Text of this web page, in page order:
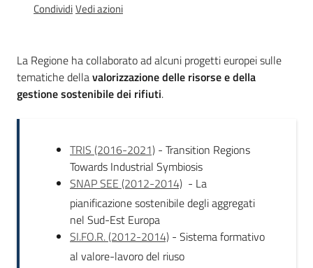
acqua/rifiuti
progetti
CondividiVedi azioni
La Regione ha collaborato ad alcuni progetti europei sulle
tematiche dellavalorizzazione delle risorse e della
gestione sostenibile dei rifiuti.
TRIS (2016-2021) - Transition Regions
Towards Industrial Symbiosis
SNAP SEE (2012-2014) - La
pianificazione sostenibile degli aggregati
nel Sud-Est Europa
SI.FO.R. (2012-2014) - Sistema formativo
al valore-lavoro del riuso